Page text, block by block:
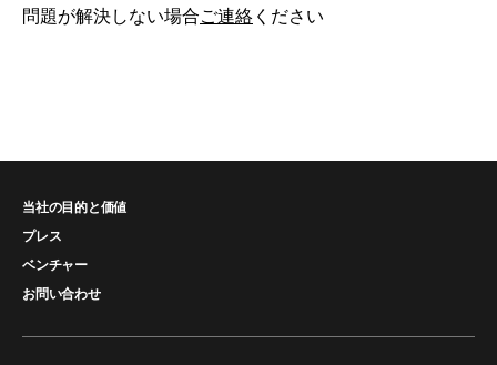
問題が解決しない場合ご連絡 ください
当社の目的と価値
プレス
ベンチャー
お問い合わせ